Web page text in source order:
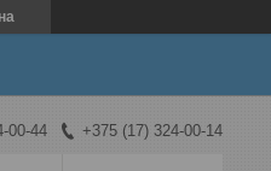
00-44 +375 (17) 324-00-14